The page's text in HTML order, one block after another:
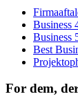
Business
Business
Best
For dem,